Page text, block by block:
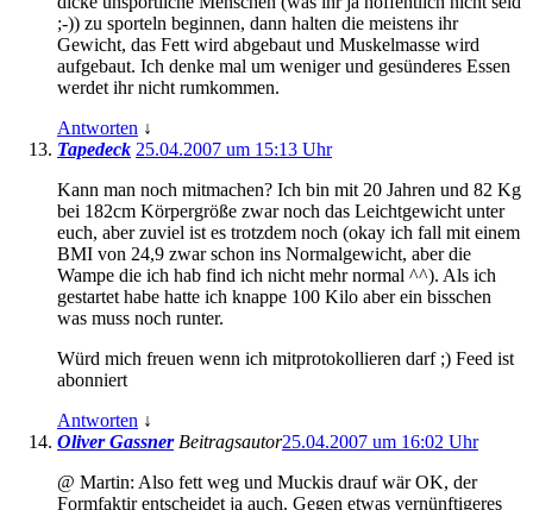
;-)) zu sporteln beginnen, dann halten die meistens ihr
Gewicht, das Fett wird abgebaut und Muskelmasse wird
aufgebaut. Ich denke mal um weniger und gesünderes Essen
werdet ihr nicht rumkommen.
Antworten ↓
Tapedeck 25.04.2007 um 15:13 Uhr
Kann man noch mitmachen? Ich bin mit 20 Jahren und 82 Kg
bei 182cm Körpergröße zwar noch das Leichtgewicht unter
euch, aber zuviel ist es trotzdem noch (okay ich fall mit einem
BMI von 24,9 zwar schon ins Normalgewicht, aber die
Wampe die ich hab find ich nicht mehr normal ^^). Als ich
gestartet habe hatte ich knappe 100 Kilo aber ein bisschen
was muss noch runter.
Würd mich freuen wenn ich mitprotokollieren darf ;) Feed ist
abonniert
Antworten ↓
Oliver Gassner Beitragsautor25.04.2007 um 16:02 Uhr
@ Martin: Also fett weg und Muckis drauf wär OK, der
Formfaktir entscheidet ja auch. Gegen etwas vernünftigeres